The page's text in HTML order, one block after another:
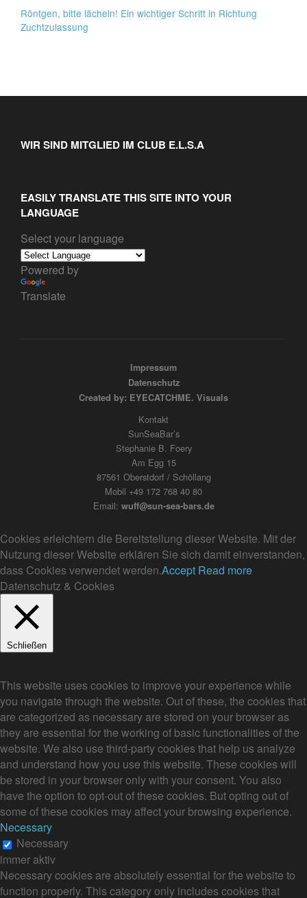
Röntgen, bitte lächeln! Ein wichtiger Schritt in Richtung
Zuchtzulassung
WIR SIND MITGLIED IM CLUB E.L.S.A
EASILY TRANSLATE THIS SITE INTO YOUR
LANGUAGE
Select your language
Powered by
Translate
Impressum
Datenschutz
Created by: EYECATCHME. Visuals
Kontakt
SunSeaBar’s
Stephanie B. Foery
Am Egg 15
87561 Oberstdorf / Schöllang
Mobil +49 172 768 40 80
Email: wuff@sun-sea-bars.de
Cookies erleichtern die Bereitstellung dieser Website. Mit der
Nutzung dieser Website erklären Sie sich damit einverstanden,
dass Cookies verwendet werden.Accept Read more
Datenschutz & Cookies
Schließen
This website uses cookies to improve your experience while
you navigate through the website. Out of these, the cookies that
are categorized as necessary are stored on your browser as
they are essential for the working of basic functionalities of the
website. We also use third-party cookies that help us analyze
and understand how you use this website. These cookies will
be stored in your browser only with your consent. You also
have the option to opt-out of these cookies. But opting out of
some of these cookies may affect your browsing experience.
Necessary
Necessary
immer aktiv
Necessary cookies are absolutely essential for the website to
function properly. This category only includes cookies that